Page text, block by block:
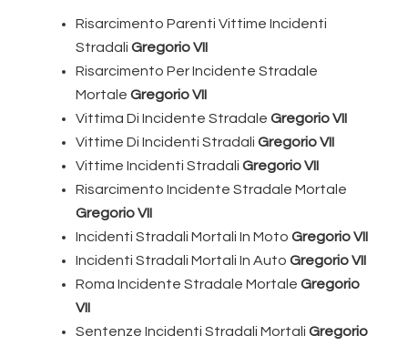
Risarcimento Parenti Vittime Incidenti
StradaliGregorio VII
Risarcimento Per Incidente Stradale
MortaleGregorio VII
Vittima Di Incidente StradaleGregorio VII
Vittime Di Incidenti StradaliGregorio VII
Vittime Incidenti StradaliGregorio VII
Risarcimento Incidente Stradale Mortale
Gregorio VII
Incidenti Stradali Mortali In MotoGregorio VII
Incidenti Stradali Mortali In AutoGregorio VII
Roma Incidente Stradale MortaleGregorio
VII
Sentenze Incidenti Stradali MortaliGregorio